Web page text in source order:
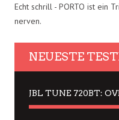
Echt schrill - PORTO ist ein
nerven.
NEUESTE